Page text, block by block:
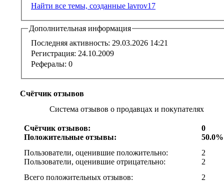
Найти все темы, созданные lavrov17
Дополнительная информация
Последняя активность: 29.03.2026 14:21
Регистрация: 24.10.2009
Рефералы: 0
Счётчик отзывов
Система отзывов о продавцах и покупателях
Счётчик отзывов:
Положительные отзывы:
0
50.0%
Пользователи, оценившие положительно:
Пользователи, оценившие отрицательно:
2
2
Всего положительных отзывов:
2